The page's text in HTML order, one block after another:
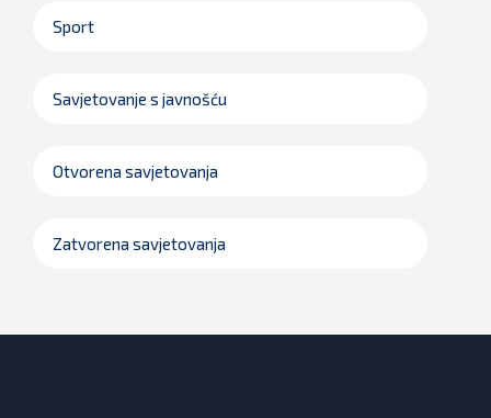
Sport
Savjetovanje s javnošću
Otvorena savjetovanja
Zatvorena savjetovanja